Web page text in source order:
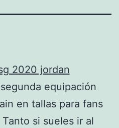
equipación
en tallas para fans
si sueles ir al